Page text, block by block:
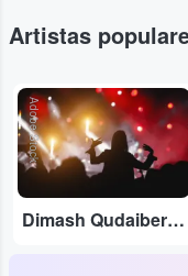
Artistas
Adobe Stock
Dimash Qudaibergen